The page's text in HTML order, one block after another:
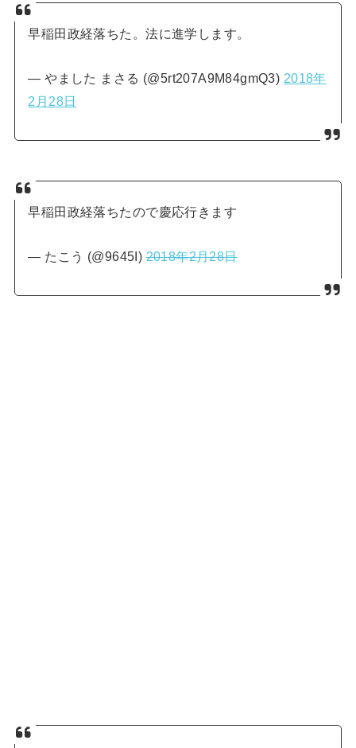
早稲田政経落ちた。法に進学します。
— やました まさる (@5rt207A9M84gmQ3) 2018年
2月28日
早稲田政経落ちたので慶応行きます
— たこう (@9645I)2018年2月28日